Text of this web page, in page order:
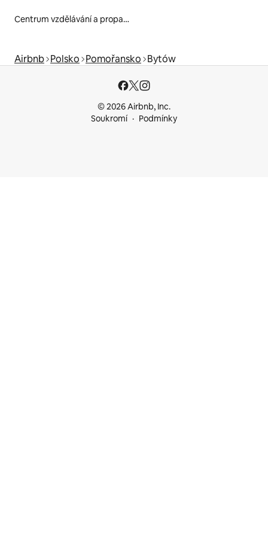
Centrum vzdělávání a propagace
Airbnb Polsko Pomořansko Bytów
© 2026 Airbnb, Inc.
Soukromí
Podmínky